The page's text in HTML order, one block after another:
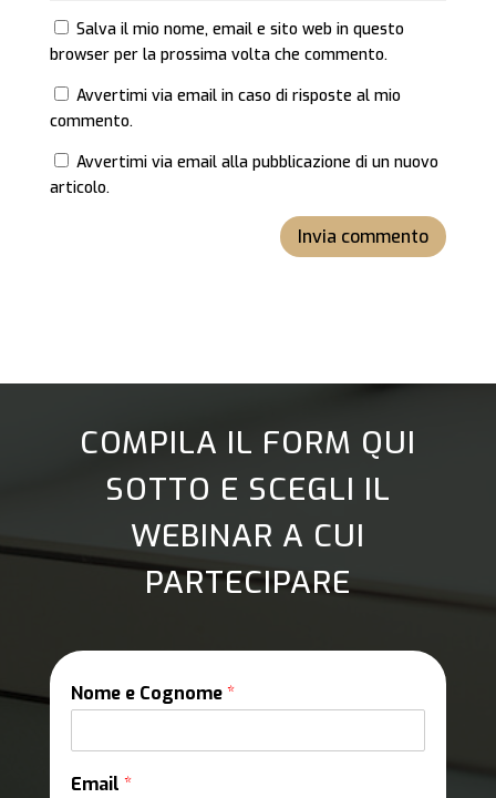
Salva il mio nome, email e sito web in questo
browser per la prossima volta che commento.
Avvertimi via email in caso di risposte al mio
commento.
Avvertimi via email alla pubblicazione di un nuovo
articolo.
Invia commento
COMPILA IL FORM QUI
SOTTO E SCEGLI IL
WEBINAR A CUI
PARTECIPARE
Nome e Cognome*
Email *